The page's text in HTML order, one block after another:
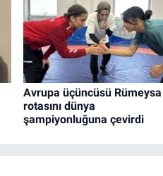
Avrupa üçüncüsü Rümeysa
rotasını dünya
şampiyonluğuna çevirdi